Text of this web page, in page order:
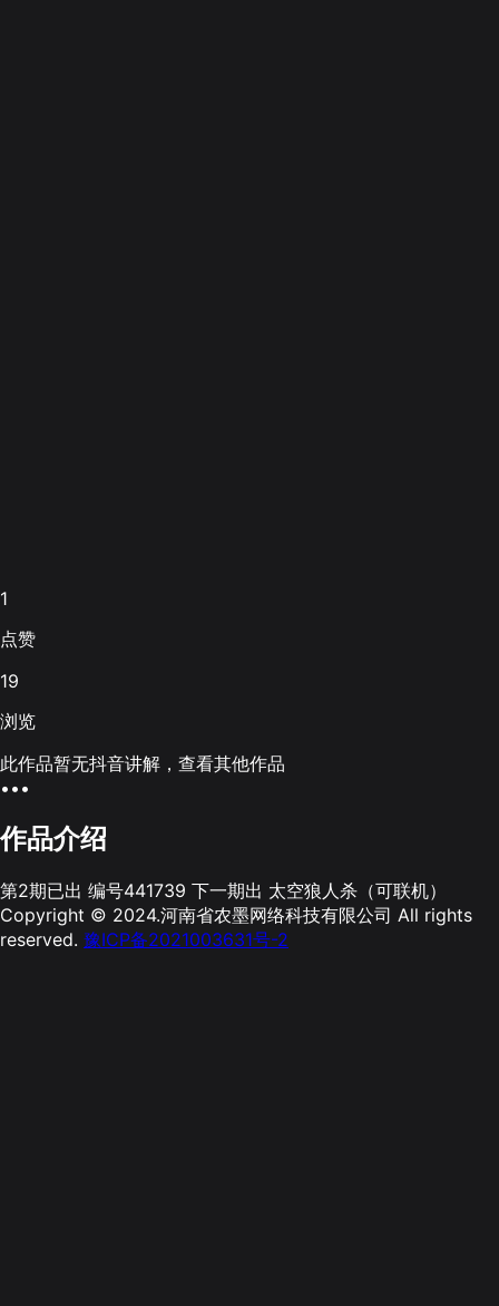
1
点赞
19
浏览
此作品暂无抖音讲解，查看其他作品
•••
作品介绍
第2期已出 编号441739 下一期出 太空狼人杀（可联机）
Copyright © 2024.河南省农墨网络科技有限公司 All rights
reserved. 豫ICP备2021003631号-2